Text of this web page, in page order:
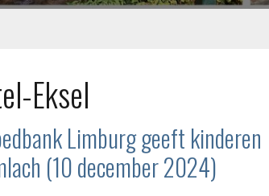
Eksel
Limburg geeft kinderen
(10 december 2024)